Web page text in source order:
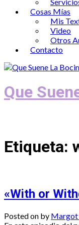
Cosas Mías
Mis
Video
Otros
Contacto
Que
Etiqueta:
«With or
Posted on by